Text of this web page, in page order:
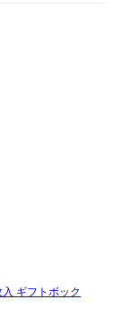
ギフトボック